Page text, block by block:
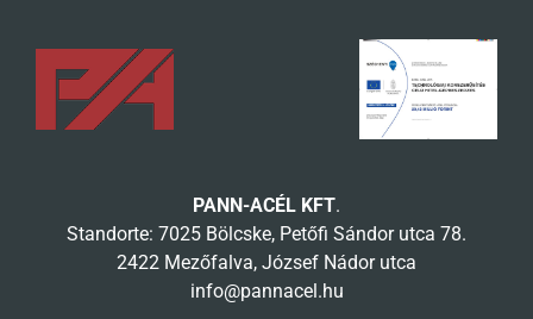
PANN-ACÉL KFT.
Standorte: 7025 Bölcske, Petőfi Sándor utca 78.
2422 Mezőfalva, József Nádor utca
info@pannacel.hu